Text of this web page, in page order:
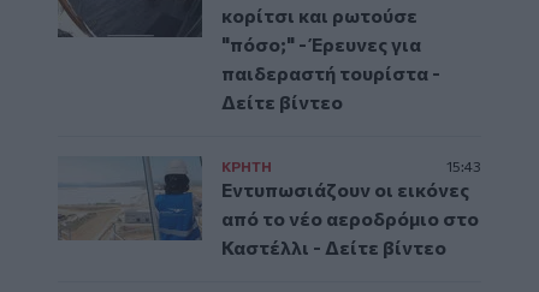
κορίτσι και ρωτούσε
"πόσο;" - Έρευνες για
παιδεραστή τουρίστα -
Δείτε βίντεο
ΚΡΗΤΗ 15:43
Εντυπωσιάζουν οι εικόνες
από το νέο αεροδρόμιο στο
Καστέλλι - Δείτε βίντεο